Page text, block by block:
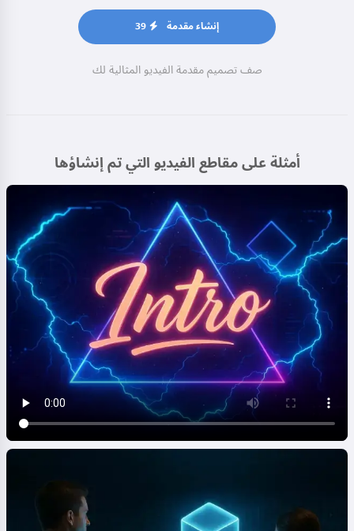
إنشاء مقدمة 39
صف تصميم مقدمة الفيديو المثالية لك
أمثلة على مقاطع الفيديو التي تم إنشاؤها